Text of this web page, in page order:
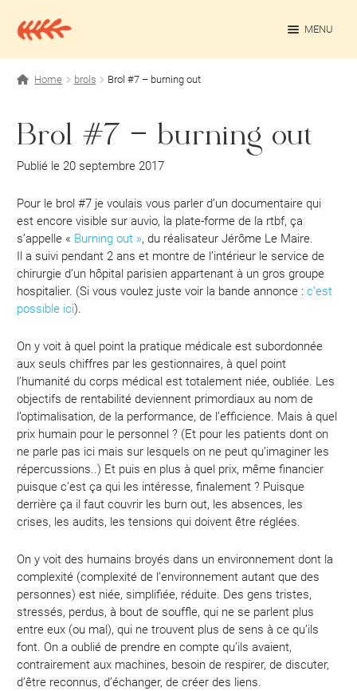
à
au
MENU
Projets personnels
Home brols Brol #7 – burning out
Brol #7 – burning out
Publié le 20 septembre 2017
Pour le brol #7 je voulais vous parler d’un documentaire qui
est encore visible sur auvio, la plate-forme de la rtbf, ça
s’appelle « Burning out », du réalisateur Jérôme Le Maire.
Il a suivi pendant 2 ans et montre de l’intérieur le service de
chirurgie d’un hôpital parisien appartenant à un gros groupe
hospitalier. (Si vous voulez juste voir la bande annonce :c’est
possible ici).
On y voit à quel point la pratique médicale est subordonnée
aux seuls chiffres par les gestionnaires, à quel point
l’humanité du corps médical est totalement niée, oubliée. Les
objectifs de rentabilité deviennent primordiaux au nom de
l’optimalisation, de la performance, de l’efficience. Mais à quel
prix humain pour le personnel ? (Et pour les patients dont on
ne parle pas ici mais sur lesquels on ne peut qu’imaginer les
répercussions..) Et puis en plus à quel prix, même financier
puisque c’est ça qui les intéresse, finalement ? Puisque
derrière ça il faut couvrir les burn out, les absences, les
crises, les audits, les tensions qui doivent être réglées.
On y voit des humains broyés dans un environnement dont la
complexité (complexité de l’environnement autant que des
personnes) est niée, simplifiée, réduite. Des gens tristes,
stressés, perdus, à bout de souffle, qui ne se parlent plus
entre eux (ou mal), qui ne trouvent plus de sens à ce qu’ils
font. On a oublié de prendre en compte qu’ils avaient,
contrairement aux machines, besoin de respirer, de discuter,
d’être reconnus, d’échanger, de créer des liens.